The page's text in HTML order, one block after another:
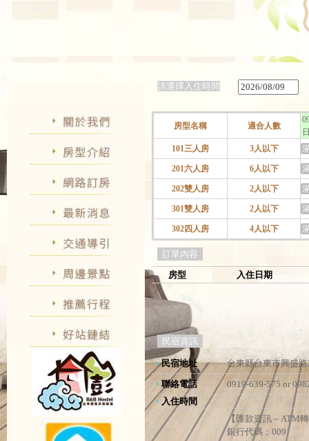
請選擇入住時間
房型名稱 適合人數
101三人房
3人以下
201六人房 6人以下
202雙人房 2人以下
301雙人房 2人以下
302四人房 4人以下
訂單內容
房型
入住日期
民宿資訊
民宿地址
台東縣台東市興盛
聯絡電話
0919-639-575 or
入住時間
【匯款資訊－ATM
銀行代碼：009